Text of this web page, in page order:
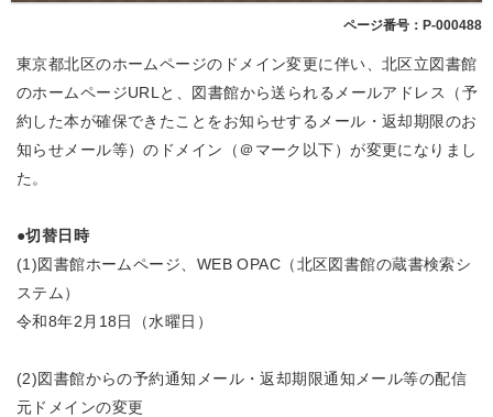
ページ番号：P-000488
東京都北区のホームページのドメイン変更に伴い、北区立図書館
のホームページURLと、図書館から送られるメールアドレス（予
約した本が確保できたことをお知らせするメール・返却期限のお
知らせメール等）のドメイン（＠マーク以下）が変更になりまし
た。
●切替日時
(1)図書館ホームページ、WEB OPAC（北区図書館の蔵書検索シ
ステム）
令和8年2月18日（水曜日）
(2)図書館からの予約通知メール・返却期限通知メール等の配信
元ドメインの変更